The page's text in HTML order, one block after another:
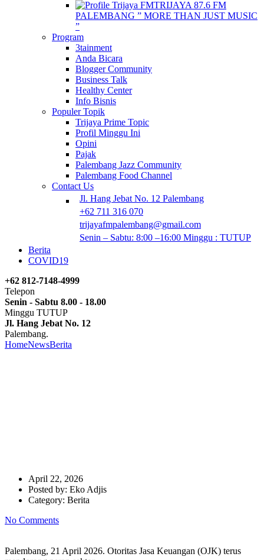
TRIJAYA 87.6 FM
PALEMBANG ” MORE THAN JUST MUSIC
”
Program
3tainment
Anda Bicara
Blogger Community
Business Talk
Healthy Center
Info Bisnis
Populer Topik
Trijaya Prime Topic
Profil Minggu Ini
Opini
Pajak
Palembang Jazz Community
Palembang Food Channel
Contact Us
Jl. Hang Jebat No. 12 Palembang
+62 711 316 070
trijayafmpalembang@gmail.com
Senin – Sabtu: 8:00 –16:00 Minggu : TUTUP
Berita
COVID19
+62 812-7148-4999
Telepon
Senin - Sabtu 8.00 - 18.00
Minggu TUTUP
Jl. Hang Jebat No. 12
Palembang.
HomeNewsBerita
April 22, 2026
Posted by: Eko Adjis
Category: Berita
No Comments
Palembang, 21 April 2026. Otoritas Jasa Keuangan (OJK) terus